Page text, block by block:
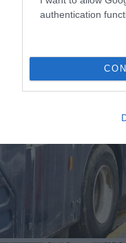
authentication